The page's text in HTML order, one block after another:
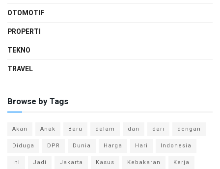
OTOMOTIF
PROPERTI
TEKNO
TRAVEL
Browse by Tags
Akan Anak Baru dalam dan dari
dengan
Diduga
DPR Dunia Harga Hari
Indonesia
Ini
Jadi Jakarta Kasus Kebakaran
Kerja